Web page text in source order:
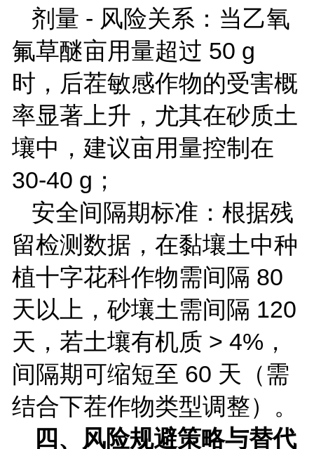
剂量 - 风险关系：当乙氧
氟草醚亩用量超过 50 g
时，后茬敏感作物的受害概
率显著上升，尤其在砂质土
壤中，建议亩用量控制在
30-40 g ；
安全间隔期标准：根据残
留检测数据，在黏壤土中种
植十字花科作物需间隔 80
天以上，砂壤土需间隔 120
天，若土壤有机质 > 4% ，
间隔期可缩短至 60 天（需
结合下茬作物类型调整）。
四、风险规避策略与替代